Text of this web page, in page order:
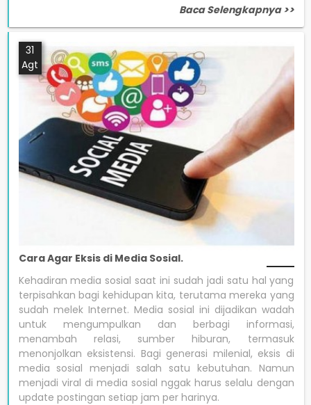
Baca Selengkapnya >>
31
Agt
Cara Agar Eksis di Media Sosial.
Kehadiran media sosial saat ini sudah jadi satu hal yang
terpisahkan bagi kehidupan kita, terutama mereka yang
sudah melek Internet. Media sosial ini dijadikan wadah
untuk mengumpulkan dan berbagi informasi,
menambah relasi, sumber hiburan, termasuk
menonjolkan eksistensi. Bagi generasi milenial, eksis di
media sosial menjadi salah satu kebutuhan. Namun
menjadi viral di media sosial nggak harus selalu dengan
update postingan setiap jam per harinya.